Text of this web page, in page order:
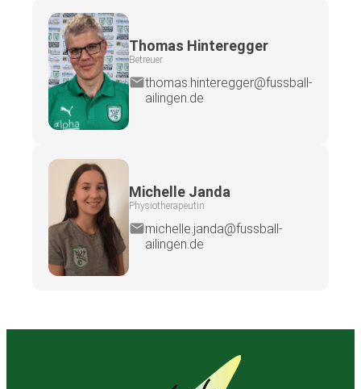
Thomas Hinteregger
Betreuer
thomas.hinteregger@fussball-
ailingen.de
Michelle Janda
Physiotherapeutin
michelle.janda@fussball-
ailingen.de